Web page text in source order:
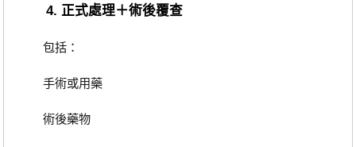
4. 正式處理＋術後覆查
包括：
手術或用藥
術後藥物